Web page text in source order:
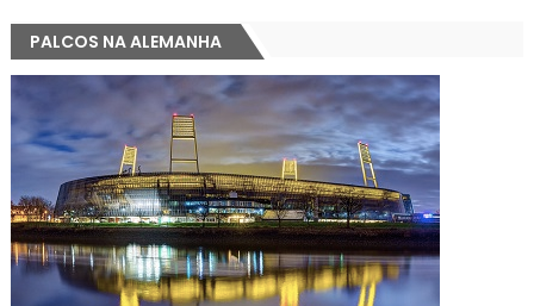
PALCOS NA ALEMANHA